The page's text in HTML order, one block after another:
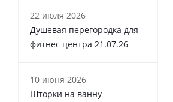
22 июля 2026
Душевая перегородка для
фитнес центра 21.07.26
10 июня 2026
Шторки на ванну